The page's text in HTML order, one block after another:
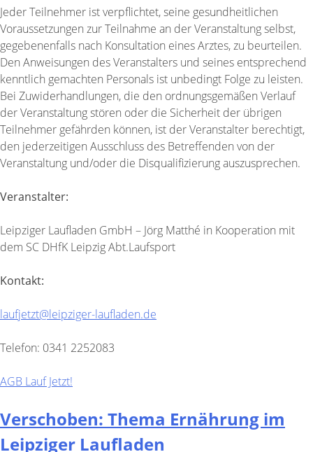
Jeder Teilnehmer ist verpflichtet, seine gesundheitlichen
Voraussetzungen zur Teilnahme an der Veranstaltung selbst,
gegebenenfalls nach Konsultation eines Arztes, zu beurteilen.
Den Anweisungen des Veranstalters und seines entsprechend
kenntlich gemachten Personals ist unbedingt Folge zu leisten.
Bei Zuwiderhandlungen, die den ordnungsgemäßen Verlauf
der Veranstaltung stören oder die Sicherheit der übrigen
Teilnehmer gefährden können, ist der Veranstalter berechtigt,
den jederzeitigen Ausschluss des Betreffenden von der
Veranstaltung und/oder die Disqualifizierung auszusprechen.
Veranstalter:
Leipziger Laufladen GmbH – Jörg Matthé in Kooperation mit
dem SC DHfK Leipzig Abt.Laufsport
Kontakt:
laufjetzt@leipziger-laufladen.de
Telefon: 0341 2252083
AGB Lauf Jetzt!
Verschoben: Thema Ernährung im
Leipziger Laufladen